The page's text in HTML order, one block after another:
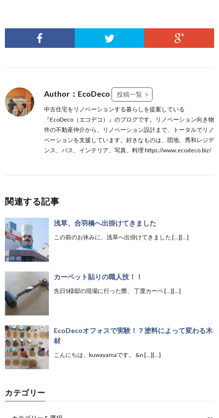
Author：EcoDeco 投稿一覧
中古住宅をリノベーションする暮らしを提案している
『EcoDeco（エコデコ）』のブログです。リノベーション向き物
件の不動産仲介から、リノベーション設計まで、トータルでリノ
ベーションを支援しています。好きなものは、団地、秀和レジデ
ンス、バス、インテリア、写真、料理 https://www.ecodeco.biz/
関連する記事
浅草、合羽橋へ出掛けてきました
この前のお休みに、浅草へ出掛けてきました […][…]
カーペット貼りの職人技！！
先日S様邸の現場に行った際、 丁度カーペ […][…]
EcoDecoオフォスで実験！？塗料によって変わる木
材
こんにちは、kuwayamaです。 &n […][…]
カテゴリー